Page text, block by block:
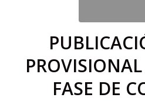
FASE DE